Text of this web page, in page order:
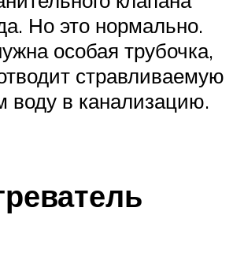
Но это нормально.
особая трубочка,
стравливаемую
воду в канализацию.